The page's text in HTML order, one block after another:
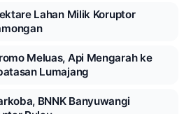
Lahan Milik Koruptor
Meluas, Api Mengarah ke
Lumajang
BNNK Banyuwangi